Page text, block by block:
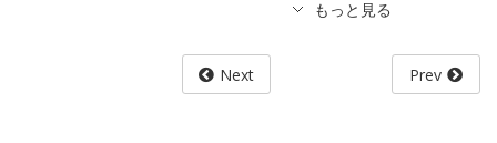
Next Prev